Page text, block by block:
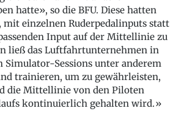
hatte», so die BFU. Diese hatten
mit einzelnen Ruderpedalinputs statt
Input auf der Mittellinie zu
ließ das Luftfahrtunternehmen in
Simulator-Sessions unter anderem
trainieren, um zu gewährleisten,
die Mittellinie von den Piloten
kontinuierlich gehalten wird.»